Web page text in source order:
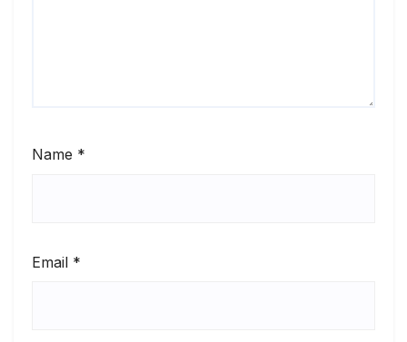
Name *
Email *